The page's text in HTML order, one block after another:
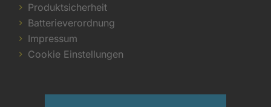
Produktsicherheit
Batterieverordnung
Impressum
Cookie Einstellungen